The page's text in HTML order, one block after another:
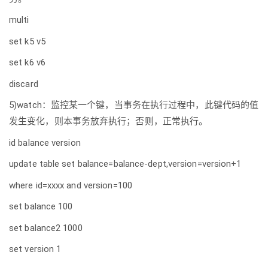
multi
set k5 v5
set k6 v6
discard
5)watch：监控某一个键，当事务在执行过程中，此键代码的值
发生变化，则本事务放弃执行；否则，正常执行。
id balance version
update table set balance=balance-dept,version=version+1
where id=xxxx and version=100
set balance 100
set balance2 1000
set version 1